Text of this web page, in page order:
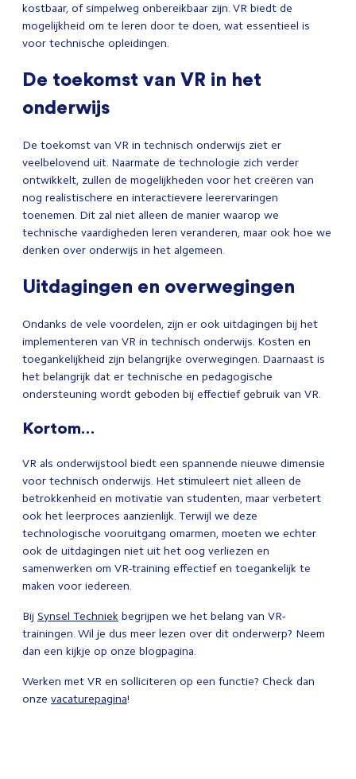
kostbaar, of simpelweg onbereikbaar zijn. VR biedt de
mogelijkheid om te leren door te doen, wat essentieel is
voor technische opleidingen.
De toekomst van VR in het
onderwijs
De toekomst van VR in technisch onderwijs ziet er
veelbelovend uit. Naarmate de technologie zich verder
ontwikkelt, zullen de mogelijkheden voor het creëren van
nog realistischere en interactievere leerervaringen
toenemen. Dit zal niet alleen de manier waarop we
technische vaardigheden leren veranderen, maar ook hoe we
denken over onderwijs in het algemeen.
Uitdagingen en overwegingen
Ondanks de vele voordelen, zijn er ook uitdagingen bij het
implementeren van VR in technisch onderwijs. Kosten en
toegankelijkheid zijn belangrijke overwegingen. Daarnaast is
het belangrijk dat er technische en pedagogische
ondersteuning wordt geboden bij effectief gebruik van VR.
Kortom…
VR als onderwijstool biedt een spannende nieuwe dimensie
voor technisch onderwijs. Het stimuleert niet alleen de
betrokkenheid en motivatie van studenten, maar verbetert
ook het leerproces aanzienlijk. Terwijl we deze
technologische vooruitgang omarmen, moeten we echter
ook de uitdagingen niet uit het oog verliezen en
samenwerken om VR-training effectief en toegankelijk te
maken voor iedereen.
Bij Synsel Techniek begrijpen we het belang van VR-
trainingen. Wil je dus meer lezen over dit onderwerp? Neem
dan een kijkje op onze blogpagina.
Werken met VR en solliciteren op een functie? Check dan
onze vacaturepagina!